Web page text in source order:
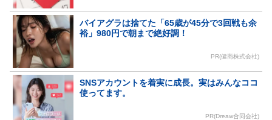
バイアグラは捨てた「65歳が45分で3回戦も余
裕」980円で朝まで絶好調！
PR(健商株式会社)
SNSアカウントを着実に成長。実はみんなココ
使ってます。
PR(Dreaw合同会社)